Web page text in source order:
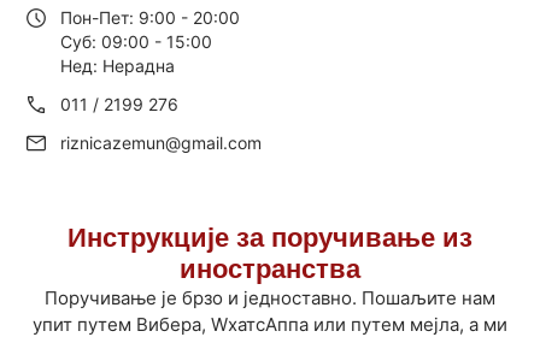
Пон-Пет: 9:00 - 20:00
Суб: 09:00 - 15:00
Нед: Нерадна
011 / 2199 276
riznicazemun@gmail.com
Инструкције за поручивање из
иностранства
Поручивање је брзо и једноставно. Пошаљите нам
упит путем Вибера, WхатсАппа или путем мејла, а ми